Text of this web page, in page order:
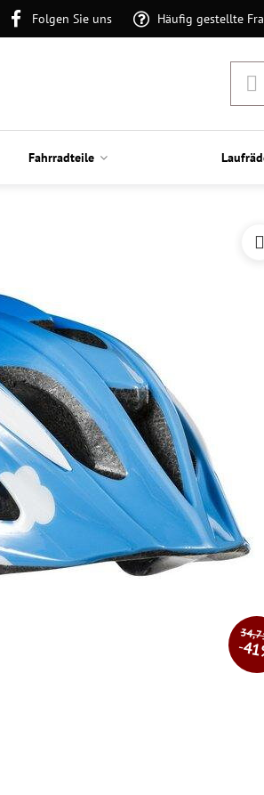
Folgen Sie uns Häufig gestellte
Fahrradteile